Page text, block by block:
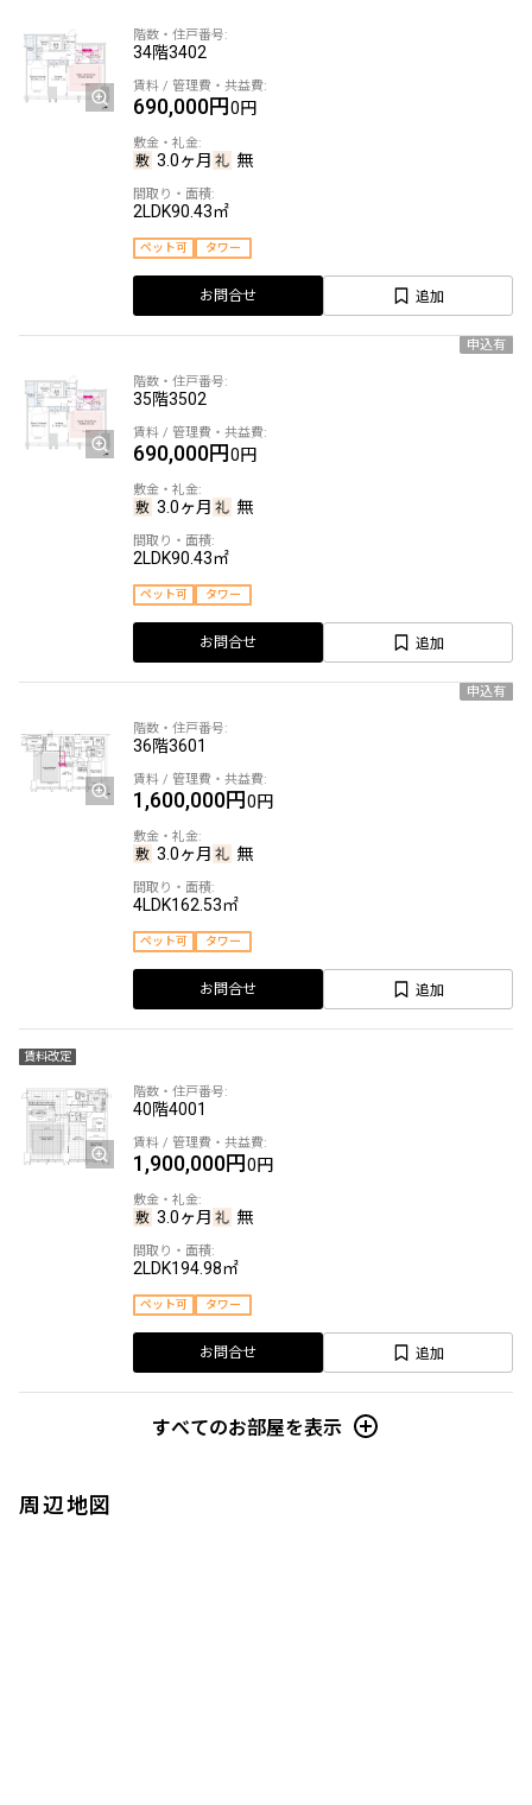
34階3402
690,000円0円
3.0ヶ月 無
2LDK90.43㎡
ペット可 タワー
お問合せ 追加
申込有
35階3502
690,000円0円
3.0ヶ月 無
2LDK90.43㎡
ペット可 タワー
お問合せ 追加
申込有
36階3601
1,600,000円0円
3.0ヶ月 無
4LDK162.53㎡
ペット可 タワー
お問合せ 追加
賃料改定
40階4001
1,900,000円0円
3.0ヶ月 無
2LDK194.98㎡
ペット可 タワー
お問合せ 追加
すべてのお部屋を表示
周辺地図